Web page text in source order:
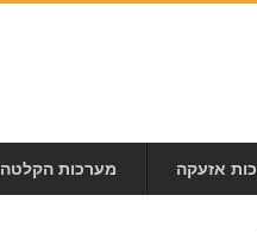
אזעקה מערכות הקלטה